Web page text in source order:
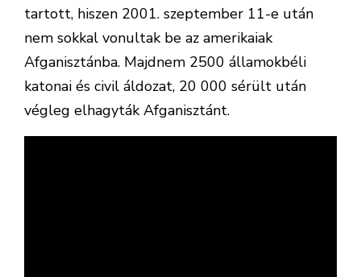
tartott, hiszen 2001. szeptember 11-e után
nem sokkal vonultak be az amerikaiak
Afganisztánba. Majdnem 2500 államokbéli
katonai és civil áldozat, 20 000 sérült után
végleg elhagyták Afganisztánt.